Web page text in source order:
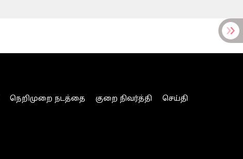
நெறிமுறை நடத்தை குறை நிவர்த்தி
செய்தி